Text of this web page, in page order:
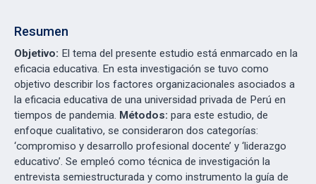
Resumen
Objetivo: El tema del presente estudio está enmarcado en la
eficacia educativa. En esta investigación se tuvo como
objetivo describir los factores organizacionales asociados a
la eficacia educativa de una universidad privada de Perú en
tiempos de pandemia. Métodos: para este estudio, de
enfoque cualitativo, se consideraron dos categorías:
‘compromiso y desarrollo profesional docente’ y ‘liderazgo
educativo’. Se empleó como técnica de investigación la
entrevista semiestructurada y como instrumento la guía de